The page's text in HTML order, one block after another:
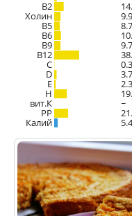
B2
Холин
B5
B6
B9
B12
C
D
E
H
вит.К ~
PP
Калий